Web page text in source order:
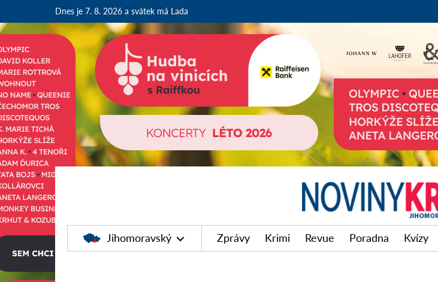
Dnes je 7. 8. 2026 a svátek má Lada
Jihomoravský Zprávy Krimi Revue Poradna Kvízy